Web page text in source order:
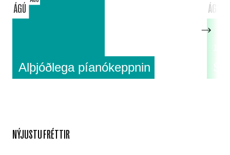
ÁGÚ
Alþjóðlega píanókeppnin
ÁGÚ
NÝJUSTU FRÉTTIR